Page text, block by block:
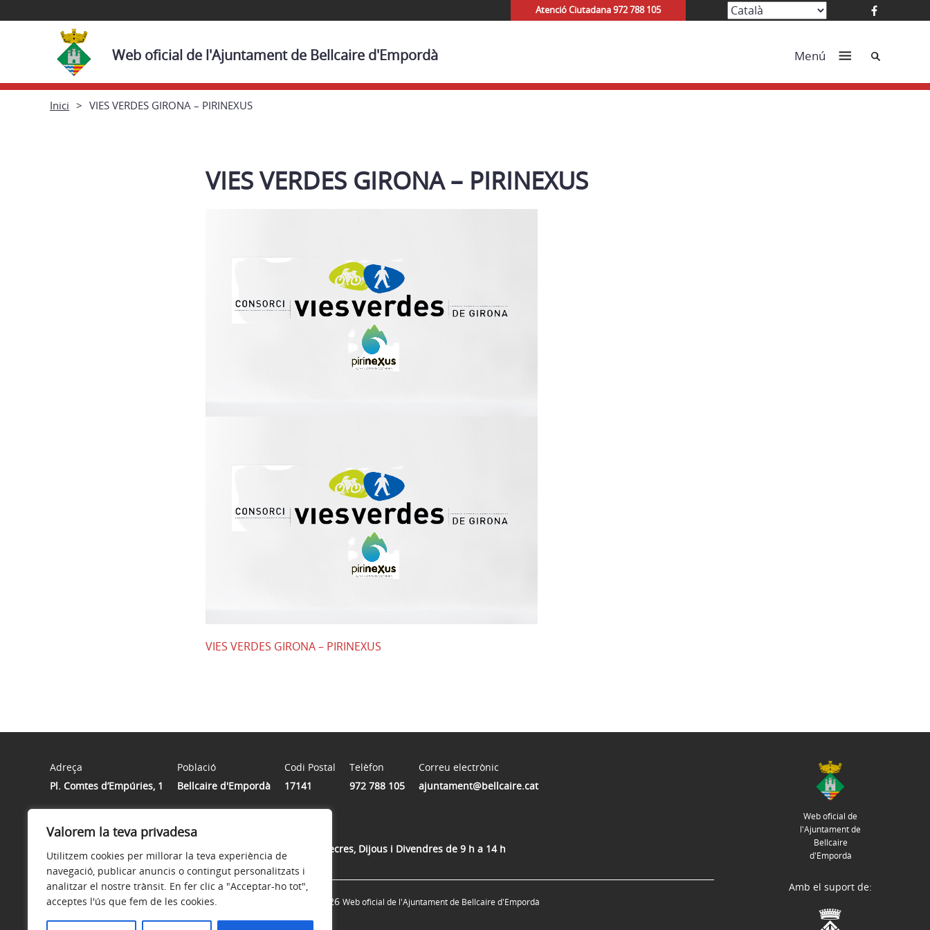
Valorem la teva privadesa
Utilitzem cookies per millorar la teva experiència de
navegació, publicar anuncis o contingut personalitzats i
analitzar el nostre trànsit. En fer clic a "Acceptar-ho tot",
acceptes l'ús que fem de les cookies.
Atenció Ciutadana 972 788 105
Web oficial de l'Ajuntament de Bellcaire d'Empordà Menú Cerca
Inici VIES VERDES GIRONA – PIRINEXUS
VIES VERDES GIRONA – PIRINEXUS
VIES VERDES GIRONA – PIRINEXUS
Adreça
Pl. Comtes d’Empúries, 1
Població
Bellcaire d'Empordà
Codi Postal
17141
Telèfon
972 788 105
Correu electrònic
ajuntament@bellcaire.cat
Horari
Dilluns de 9h a 14h i de 16h a 19 h | Dimarts TANCAT | Dimecres, Dijous i Divendres de 9 h a 14 h
Web oficial de
l'Ajuntament de
Bellcaire
d'Empordà
Avís legal Política de privacitat © 2026 Web oficial de l'Ajuntament de Bellcaire d'Empordà
Amb el suport de: